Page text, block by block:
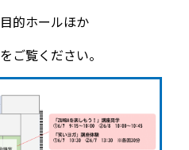
的ホールほか
ご覧ください。